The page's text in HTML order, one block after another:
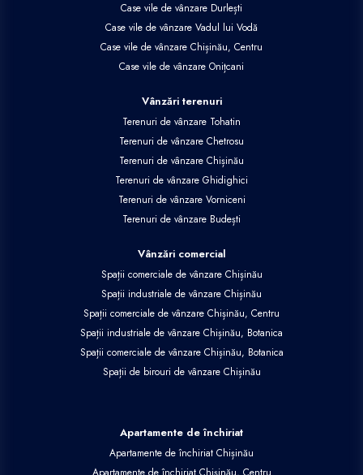
Case vile de vânzare Durlești
Case vile de vânzare Vadul lui Vodă
Case vile de vânzare Chișinău, Centru
Case vile de vânzare Onițcani
Vânzări terenuri
Terenuri de vânzare Tohatin
Terenuri de vânzare Chetrosu
Terenuri de vânzare Chișinău
Terenuri de vânzare Ghidighici
Terenuri de vânzare Vorniceni
Terenuri de vânzare Budești
Vânzări comercial
Spații comerciale de vânzare Chișinău
Spații industriale de vânzare Chișinău
Spații comerciale de vânzare Chișinău, Centru
Spații industriale de vânzare Chișinău, Botanica
Spații comerciale de vânzare Chișinău, Botanica
Spații de birouri de vânzare Chișinău
Apartamente de închiriat
Apartamente de închiriat Chișinău